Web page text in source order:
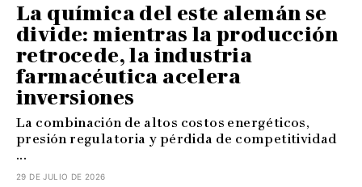
La química del este alemán se
divide: mientras la producción
retrocede, la industria
farmacéutica acelera
inversiones
La combinación de altos costos energéticos,
presión regulatoria y pérdida de competitividad
...
29 DE JULIO DE 2026